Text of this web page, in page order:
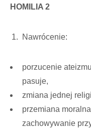
HOMILIA 2
Nawrócenie:
porzucenie
pasuje,
zmiana jednej
przemiana
zachowywanie